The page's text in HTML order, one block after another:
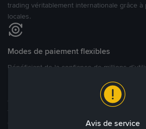
trading véritablement internationale grâce à
locales.
Modes de paiement flexibles
Bénéficiant de la confiance de millions
réalisation de trades en cryptomonnaies
de paiement et plus de 100 monnaies fiat.
facilement acheter, vendre et trader des
directement avec d’autres utilisateurs, tout
Avis de service